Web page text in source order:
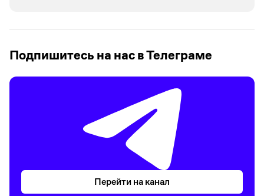
Подпишитесь на нас в Телеграме
Перейти на канал